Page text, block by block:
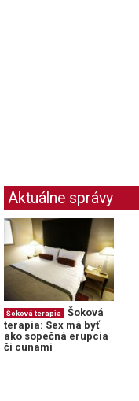
Aktuálne správy
Šoková terapia
Šoková
terapia: Sex má byť
ako sopečná erupcia
či cunami